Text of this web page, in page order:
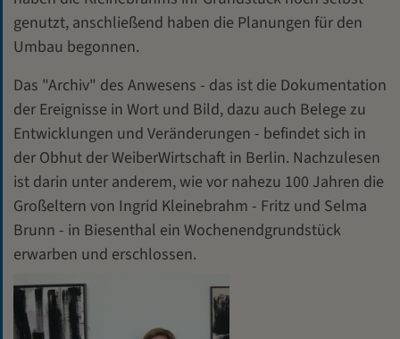
genutzt, anschließend haben die Planungen für den
Umbau begonnen.
Das "Archiv" des Anwesens - das ist die Dokumentation
der Ereignisse in Wort und Bild, dazu auch Belege zu
Entwicklungen und Veränderungen - befindet sich in
der Obhut der WeiberWirtschaft in Berlin. Nachzulesen
ist darin unter anderem, wie vor nahezu 100 Jahren die
Großeltern von Ingrid Kleinebrahm - Fritz und Selma
Brunn - in Biesenthal ein Wochenendgrundstück
erwarben und erschlossen.